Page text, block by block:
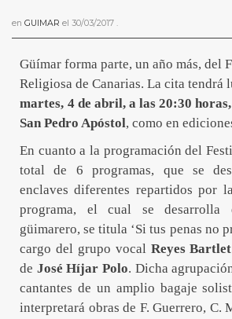
en GUIMAR el 30/03/2017 .
Güímar forma parte, un año más, del
Religiosa de Canarias. La cita tendrá
martes, 4 de abril, a las 20:30
San Pedro Apóstol, como en
En cuanto a la programación del
total de 6 programas, que se
enclaves diferentes repartidos por
programa, el cual se desarrolla
güimarero, se titula ‘Si tus penas no
cargo del grupo vocal Reyes Bartlet
de José Híjar Polo. Dicha
cantantes de un amplio bagaje
interpretará obras de F. Guerrero, C.